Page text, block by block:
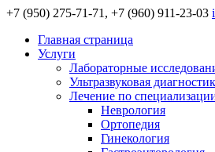
+7 (950) 275-71-71, +7 (960) 911-23-03
Главная страница
Услуги
Лабораторные
Ультразвуковая
Лечение по
Неврология
Ортопедия
Гинекология